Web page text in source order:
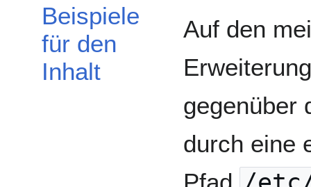
Beispiele
für den
Inhalt
Auf den
gegenüber
durch eine